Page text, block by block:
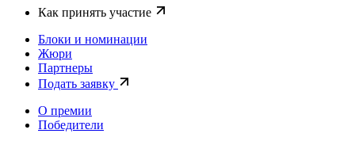
Как принять участие
Блоки и номинации
Жюри
Партнеры
Подать заявку
О премии
Победители